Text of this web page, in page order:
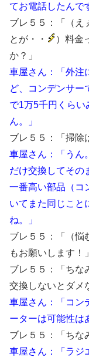
てお電話したんで
ブレ５５：「（え
とが・・
）料金
か？」
車屋さん：「外注
ど、コンデンサー
で1万5千円くら
ん。」
ブレ５５：「掃除
車屋さん：「うん
だけ交換してその
一番高い部品（コ
いてまた同じこと
ね。」
ブレ５５：「（悩
もお願いします！」
ブレ５５：「ちな
交換しないとダメ
車屋さん：「コン
ーターは可能性は
ブレ５５：「ちな
車屋さん：「ラジ